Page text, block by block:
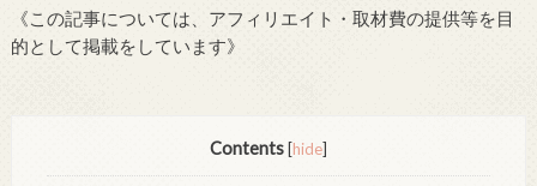
《この記事については、アフィリエイト・取材費の提供等を目
的として掲載をしています》
Contents [hide]